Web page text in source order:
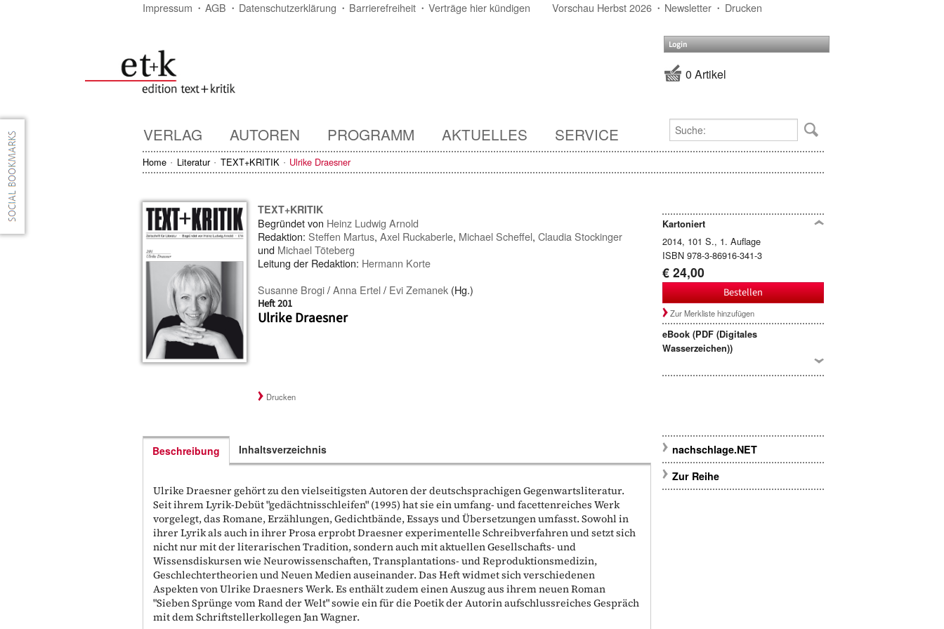
Impressum AGB Datenschutzerklärung Barrierefreiheit Verträge hier kündigen Vorschau Herbst 2026 Newsletter Drucken
Login
0 Artikel
VERLAG AUTOREN PROGRAMM AKTUELLES SERVICE
Home Literatur TEXT+KRITIK Ulrike Draesner
TEXT+KRITIK
Begründet von Heinz Ludwig Arnold
Redaktion:Steffen Martus,Axel Ruckaberle, Michael Scheffel,Claudia Stockinger
und Michael Töteberg
Leitung der Redaktion: Hermann Korte
Susanne Brogi/Anna Ertel/ Evi Zemanek (Hg.)
Heft 201
Ulrike Draesner
Kartoniert
2014, 101 S., 1. Auflage
ISBN 978-3-86916-341-3
€ 24,00
Bestellen
Zur Merkliste hinzufügen
eBook (PDF (Digitales
Wasserzeichen))
Drucken
Beschreibung
Ulrike Draesner gehört zu den vielseitigsten Autoren der deutschsprachigen Gegenwartsliteratur.
Seit ihrem Lyrik-Debüt "gedächtnisschleifen" (1995) hat sie ein umfang- und facettenreiches Werk
vorgelegt, das Romane, Erzählungen, Gedichtbände, Essays und Übersetzungen umfasst. Sowohl in
ihrer Lyrik als auch in ihrer Prosa erprobt Draesner experimentelle Schreibverfahren und setzt sich
nicht nur mit der literarischen Tradition, sondern auch mit aktuellen Gesellschafts- und
Wissensdiskursen wie Neurowissenschaften, Transplantations- und Reproduktionsmedizin,
Geschlechtertheorien und Neuen Medien auseinander. Das Heft widmet sich verschiedenen
Aspekten von Ulrike Draesners Werk. Es enthält zudem einen Auszug aus ihrem neuen Roman
"Sieben Sprünge vom Rand der Welt" sowie ein für die Poetik der Autorin aufschlussreiches Gespräch
mit dem Schriftstellerkollegen Jan Wagner.
Inhaltsverzeichnis
nachschlage.NET
Zur Reihe